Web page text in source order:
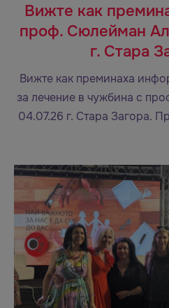
Вижте как
проф. Сюлейман
г. Стара
Вижте как преминаха
за лечение в чужбина с
04.07.26 г. Стара Загора.